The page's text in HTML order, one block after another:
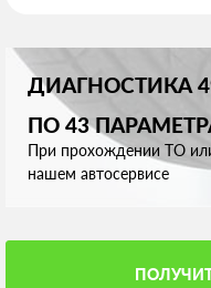
ДИАГНОСТИКА
ПО 43
При прохождении ТО
нашем автосервисе